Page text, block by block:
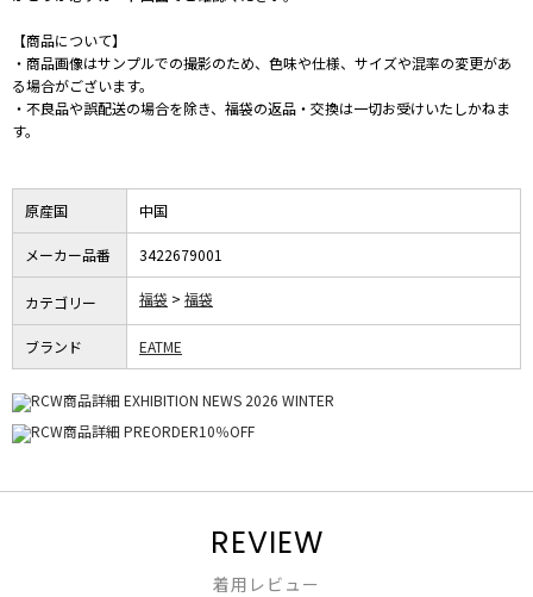
【商品について】
・商品画像はサンプルでの撮影のため、色味や仕様、サイズや混率の変更があ
る場合がございます。
・不良品や誤配送の場合を除き、福袋の返品・交換は一切お受けいたしかねま
す。
原産国 中国
メーカー品番 3422679001
カテゴリー 福袋 福袋
ブランド EATME
REVIEW
着用レビュー